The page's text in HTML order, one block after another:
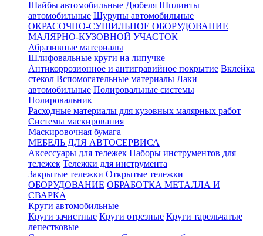
Шайбы автомобильные Дюбеля Шплинты
автомобильные Шурупы автомобильные
ОКРАСОЧНО-СУШИЛЬНОЕ ОБОРУДОВАНИЕ
МАЛЯРНО-КУЗОВНОЙ УЧАСТОК
Абразивные материалы
Шлифовальные круги на липучке
Антикоррозионное и антигравийное покрытие Вклейка
стекол Вспомогательные материалы Лаки
автомобильные Полировальные системы
Полировальник
Расходные материалы для кузовных малярных работ
Системы маскирования
Маскировочная бумага
МЕБЕЛЬ ДЛЯ АВТОСЕРВИСА
Аксессуары для тележек Наборы инструментов для
тележек Тележки для инструмента
Закрытые тележки Открытые тележки
ОБОРУДОВАНИЕ ОБРАБОТКА МЕТАЛЛА И
СВАРКА
Круги автомобильные
Круги зачистные Круги отрезные Круги тарельчатые
лепестковые